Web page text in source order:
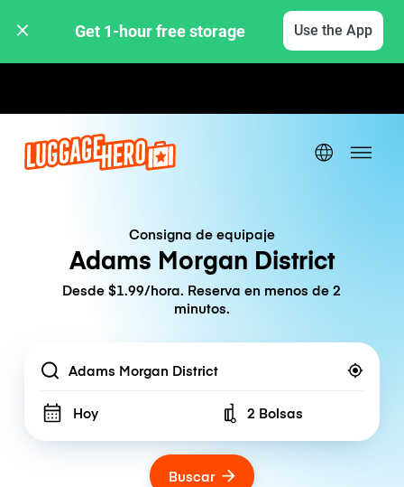
Get 1-hour free storage Use the App
Consigna de equipaje
Adams Morgan District
Desde $1.99/hora. Reserva en menos de 2
minutos.
Location
Hoy Number of bags
2 Bolsas
Buscar